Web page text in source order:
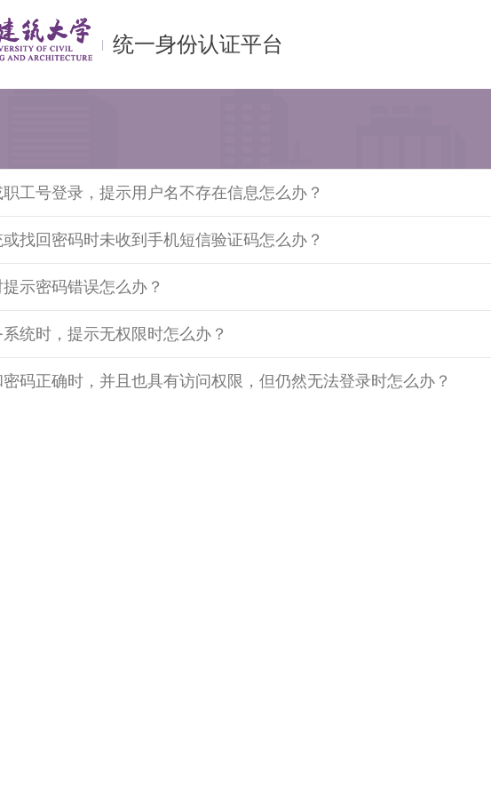
统一身份认证平台
工号登录，提示用户名不存在信息怎么办？
找回密码时未收到手机短信验证码怎么办？
示密码错误怎么办？
统时，提示无权限时怎么办？
码正确时，并且也具有访问权限，但仍然无法登录时怎么办？